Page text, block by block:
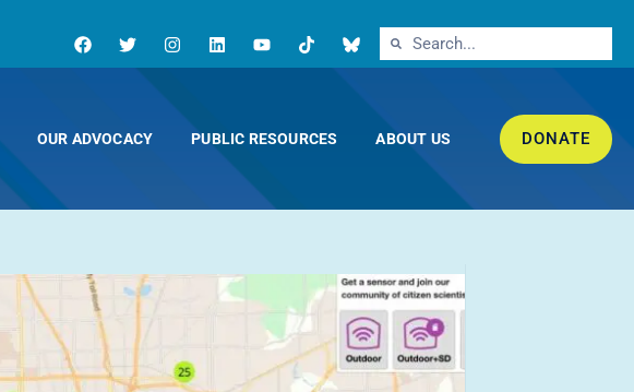
OUR ADVOCACY PUBLIC RESOURCES ABOUT US DONATE